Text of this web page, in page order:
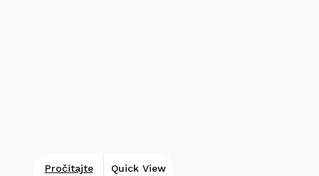
Pročitajte
Quick View